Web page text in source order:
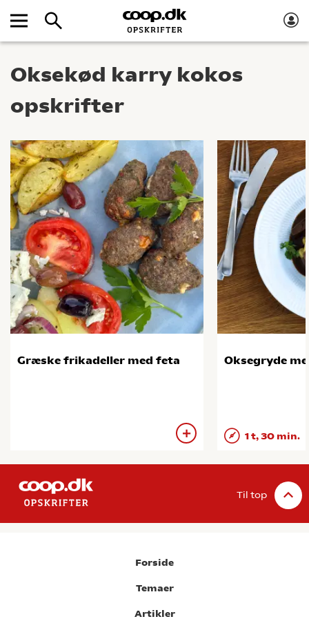
Oksekød karry kokos
opskrifter
Græske frikadeller med feta Oksegryde
1 t, 30 min.
Til top
Forside
Temaer
Artikler